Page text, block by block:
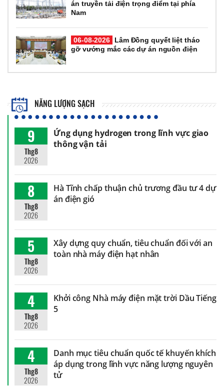
án truyền tải điện trọng điểm tại phía
Nam
06-08-2026
Lâm Đồng quyết liệt tháo
gỡ vướng mắc các dự án nguồn điện
NĂNG LƯỢNG SẠCH
9
Thg8
2026
Ứng dụng hydrogen trong lĩnh vực giao
thông vận tải
8
Thg8
2026
Hà Tĩnh chấp thuận chủ trương đầu tư 4 dự
án điện gió
5
Thg8
2026
Xây dựng quy chuẩn, tiêu chuẩn đối với an
toàn nhà máy điện hạt nhân
4
Thg8
2026
Khởi công Nhà máy điện mặt trời Dầu Tiếng
5
4
Thg8
2026
Danh mục tiêu chuẩn quốc tế khuyến khích
áp dụng trong lĩnh vực năng lượng nguyên
tử